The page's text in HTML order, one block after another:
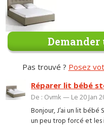
Pas trouvé ? Posez
Réparer lit bébé
De : Ovmk — Le 20 Jan
Bonjour, J’ai un lit bébé
un peu trop forcé et les